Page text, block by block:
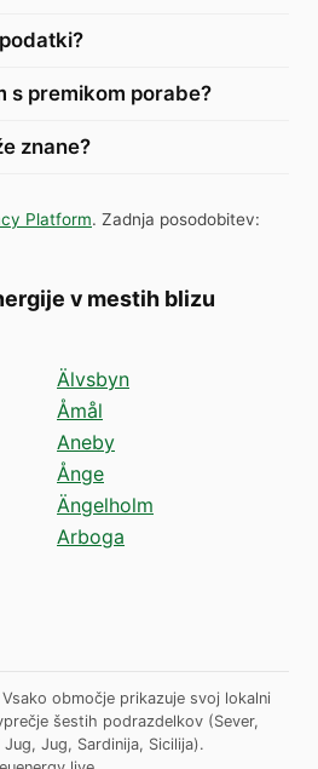
s premikom porabe?
znane?
Platform. Zadnja posodobitev:
v mestih blizu
Älvsbyn
Åmål
Aneby
Ånge
Ängelholm
Arboga
območje prikazuje svoj lokalni
šestih podrazdelkov (Sever,
Jug, Sardinija, Sicilija).